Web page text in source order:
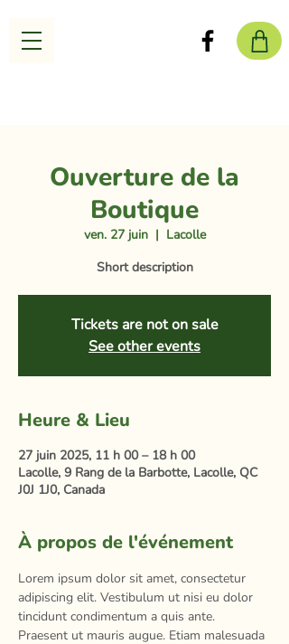
Ouverture de la
Boutique
ven. 27 juin
  |
Lacolle
Short description
Tickets are not on sale
See other events
Heure & Lieu
27 juin 2025, 11 h 00 – 18 h 00
Lacolle, 9 Rang de la Barbotte, Lacolle, QC
J0J 1J0, Canada
À propos de l'événement
Lorem ipsum dolor sit amet, consectetur
adipiscing elit. Vestibulum ut nisi eu dolor
tincidunt condimentum a quis ante.
Praesent ut mauris augue. Etiam malesuada